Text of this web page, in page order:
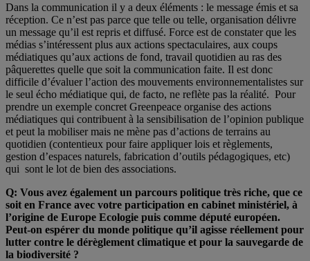
Dans la communication il y a deux éléments : le message émis et sa
réception. Ce n’est pas parce que telle ou telle, organisation délivre
un message qu’il est repris et diffusé. Force est de constater que les
médias s’intéressent plus aux actions spectaculaires, aux coups
médiatiques qu’aux actions de fond, travail quotidien au ras des
pâquerettes quelle que soit la communication faite. Il est donc
difficile d’évaluer l’action des mouvements environnementalistes sur
le seul écho médiatique qui, de facto, ne reflète pas la réalité. Pour
prendre un exemple concret Greenpeace organise des actions
médiatiques qui contribuent à la sensibilisation de l’opinion publique
et peut la mobiliser mais ne mène pas d’actions de terrains au
quotidien (contentieux pour faire appliquer lois et règlements,
gestion d’espaces naturels, fabrication d’outils pédagogiques, etc)
qui sont le lot de bien des associations.
Q: Vous avez également un parcours politique très riche, que ce
soit en France avec votre participation en cabinet ministériel, à
l’origine de Europe Ecologie puis comme député européen.
Peut-on espérer du monde politique qu’il agisse réellement pour
lutter contre le dérèglement climatique et pour la sauvegarde de
la biodiversité ?